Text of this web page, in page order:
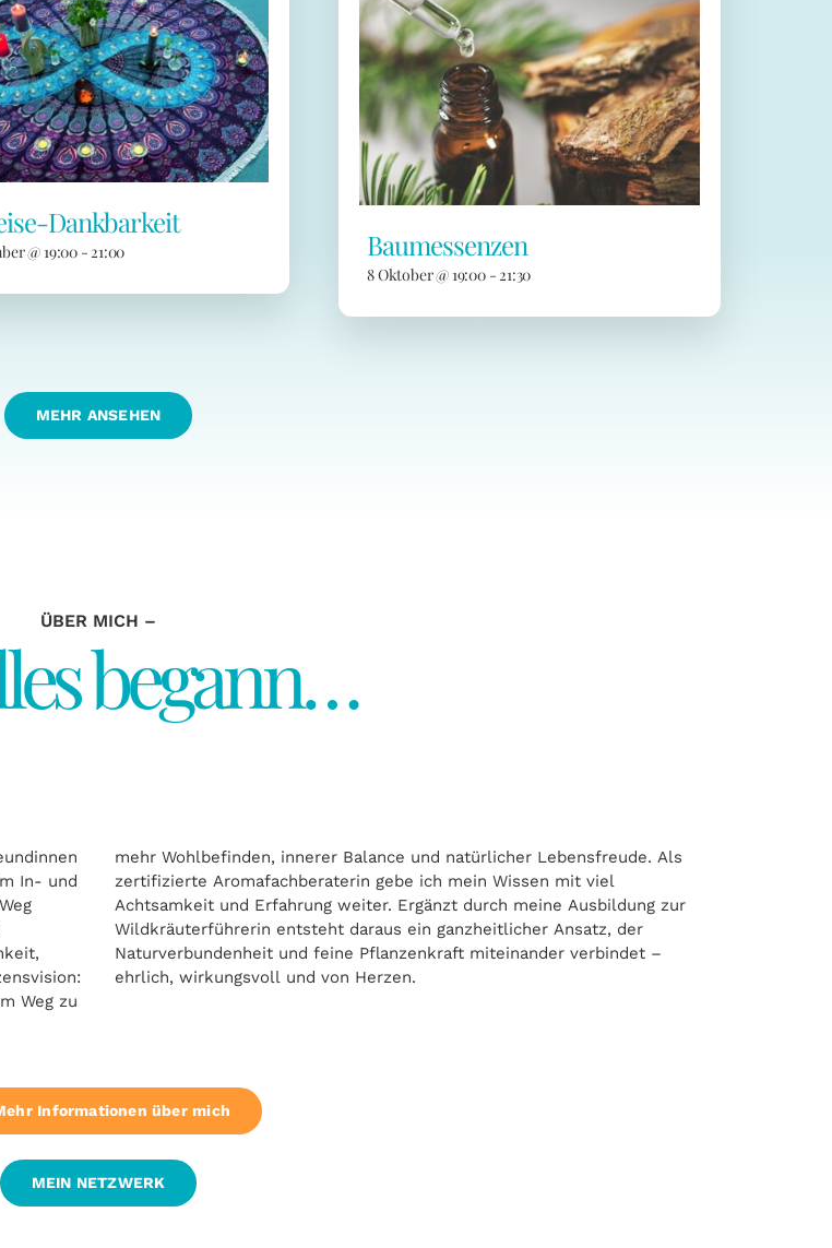
Dankbarkeit
@ 19:00- 21:00 Baumessenzen
8 Oktober @ 19:00- 21:30
MEHR ANSEHEN
ÜBER MICH –
begann…
In- und
Weg zu
Als
mit viel
zur
–
ehrlich, wirkungsvoll und von Herzen.
Informationen über mich
MEIN NETZWERK